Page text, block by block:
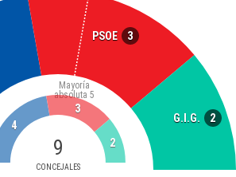
PSOE 3
G.I.G. 2
9
CONCEJALES
Mayoría
absoluta 5
4
3
2